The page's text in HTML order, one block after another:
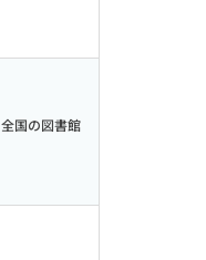
全国の図書館